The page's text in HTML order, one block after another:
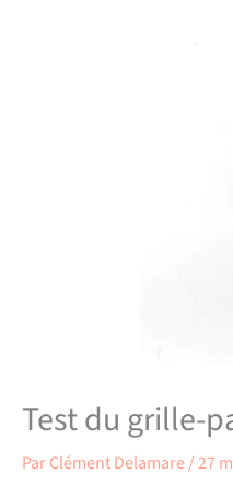
Test du grille-
ParClément Delamare/27